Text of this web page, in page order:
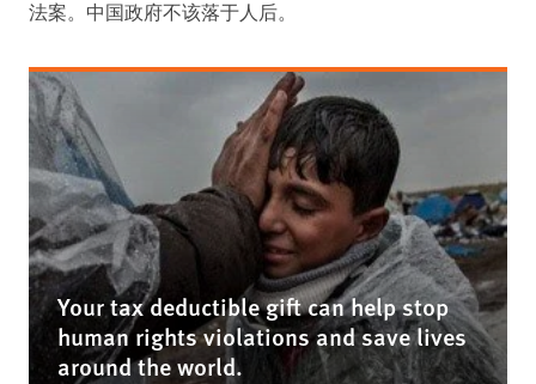
法案。中国政府不该落于人后。
Your tax deductible gift can help stop
human rights violations and save lives
around the world.